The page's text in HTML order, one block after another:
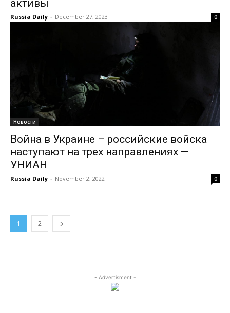
активы
Russia Daily - December 27, 2023 0
Новости
Война в Украине – российские войска
наступают на трех направлениях —
УНИАН
Russia Daily - November 2, 2022 0
1 2
- Advertisment -